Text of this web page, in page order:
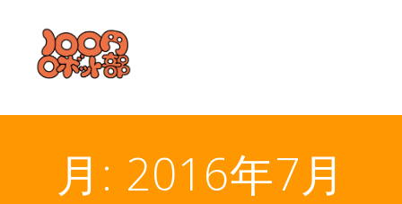
ッ
プ
月: 2016年7月